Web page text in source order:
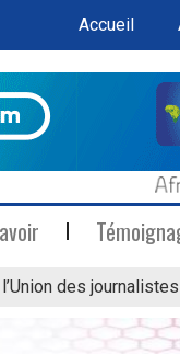
Accueil
des